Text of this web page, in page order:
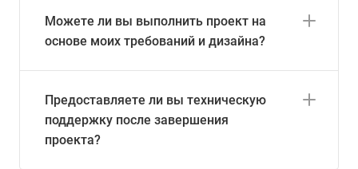
Можете ли вы выполнить проект на
основе моих требований и дизайна?
Предоставляете ли вы техническую
поддержку после завершения
проекта?